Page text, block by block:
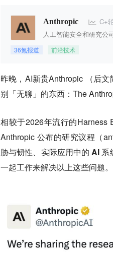
Anthropic C+
人工智能安全和研究公司
36氪报道 前沿技术
昨晚，AI新贵Anthropic （后
别「无聊」的东西：The
相较于2026年流行的Harness
Anthropic 公布的研究议程（
胁与韧性、实际应用中的 AI 系
一起工作来解决以上这些问题。